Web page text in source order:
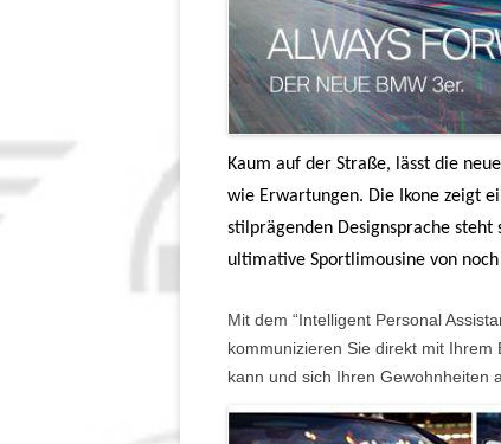
Kaum auf der Straße, lässt die
wie Erwartungen. Die Ikone zeigt
stilprägenden Designsprache
ultimative Sportlimousine von
Mit dem “Intelligent Personal
komm­un­izi­eren Sie direkt mit
kann und sich Ihren Gewohnheiten